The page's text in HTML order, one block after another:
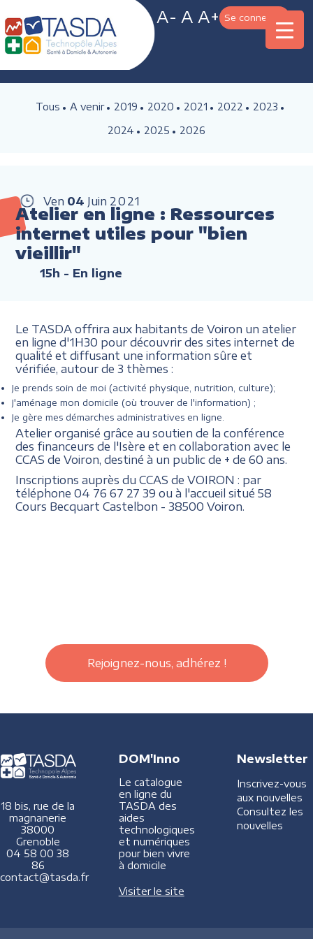
A- A A+ Se connecter
Tous A venir 2019 2020 2021 2022
2023
2024
2025 2026
Ven 04 Juin 2021
Atelier en ligne : Ressources
internet utiles pour "bien
vieillir"
15h - En ligne
Le TASDA offrira aux habitants de Voiron un atelier
en ligne d'1H30 pour découvrir des sites internet de
qualité et diffusant une information sûre et
vérifiée, autour de 3 thèmes :
Je prends soin de moi (activité physique, nutrition, culture);
J'aménage mon domicile (où trouver de l'information) ;
Je gère mes démarches administratives en ligne.
Atelier organisé grâce au soutien de la conférence
des financeurs de l'Isère et en collaboration avec le
CCAS de Voiron, destiné à un public de + de 60 ans.
Inscriptions auprès du CCAS de VOIRON : par
téléphone 04 76 67 27 39 ou à l'accueil situé58
Cours Becquart Castelbon - 38500 Voiron.
Rejoignez-nous, adhérez !
18 bis, rue de la
magnanerie
38000
Grenoble
04 58 00 38
86
contact@tasda.fr
DOM'Inno
Le catalogue
en ligne du
TASDA des
aides
technologiques
et numériques
pour bien vivre
à domicile
Visiter le site
Newsletter
Inscrivez-vous
aux nouvelles
Consultez les
nouvelles